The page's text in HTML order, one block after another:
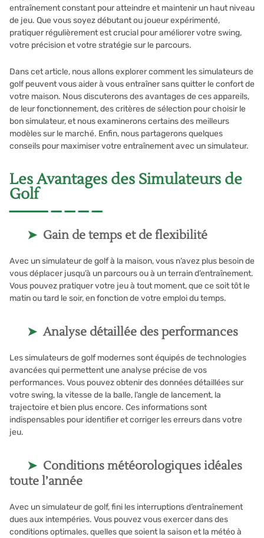
entraînement constant pour atteindre et maintenir un haut niveau
de jeu. Que vous soyez débutant ou joueur expérimenté,
pratiquer régulièrement est crucial pour améliorer votre swing,
votre précision et votre stratégie sur le parcours.
Dans cet article, nous allons explorer comment les simulateurs de
golf peuvent vous aider à vous entraîner sans quitter le confort de
votre maison. Nous discuterons des avantages de ces appareils,
de leur fonctionnement, des critères de sélection pour choisir le
bon simulateur, et nous examinerons certains des meilleurs
modèles sur le marché. Enfin, nous partagerons quelques
conseils pour maximiser votre entraînement avec un simulateur.
Les Avantages des Simulateurs de
Golf
Gain de temps et de flexibilité
Avec un simulateur de golf à la maison, vous n’avez plus besoin de
vous déplacer jusqu’à un parcours ou à un terrain d’entraînement.
Vous pouvez pratiquer votre jeu à tout moment, que ce soit tôt le
matin ou tard le soir, en fonction de votre emploi du temps.
Analyse détaillée des performances
Les simulateurs de golf modernes sont équipés de technologies
avancées qui permettent une analyse précise de vos
performances. Vous pouvez obtenir des données détaillées sur
votre swing, la vitesse de la balle, l’angle de lancement, la
trajectoire et bien plus encore. Ces informations sont
indispensables pour identifier et corriger les erreurs dans votre
jeu.
Conditions météorologiques idéales
toute l’année
Avec un simulateur de golf, fini les interruptions d’entraînement
dues aux intempéries. Vous pouvez vous exercer dans des
conditions optimales, quelles que soient la saison et la météo à